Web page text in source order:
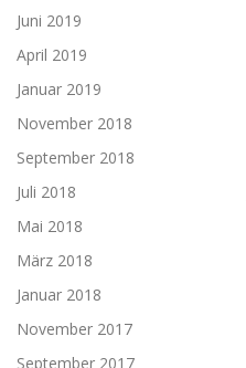
Juni 2019
April 2019
Januar 2019
November 2018
September 2018
Juli 2018
Mai 2018
März 2018
Januar 2018
November 2017
September 2017